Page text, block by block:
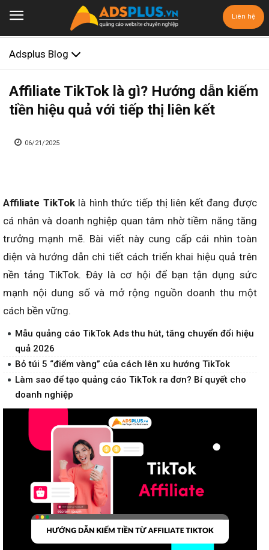
Liên hệ
Adsplus Blog
Affiliate TikTok là gì? Hướng dẫn kiếm
tiền hiệu quả với tiếp thị liên kết
06/21/2025
Affiliate TikToklà hình thức tiếp thị liên kết đang được
cá nhân và doanh nghiệp quan tâm nhờ tiềm năng tăng
trưởng mạnh mẽ. Bài viết này cung cấp cái nhìn toàn
diện và hướng dẫn chi tiết cách triển khai hiệu quả trên
nền tảng TikTok. Đây là cơ hội để bạn tận dụng sức
mạnh nội dung số và mở rộng nguồn doanh thu một
cách bền vững.
Mẫu quảng cáo TikTok Ads thu hút, tăng chuyển đổi hiệu
quả 2026
Bỏ túi 5 “điểm vàng” của cách lên xu hướng TikTok
Làm sao để tạo quảng cáo TikTok ra đơn? Bí quyết cho
doanh nghiệp